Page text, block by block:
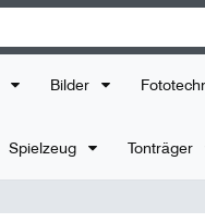
Bilder
Spielzeug Tonträger